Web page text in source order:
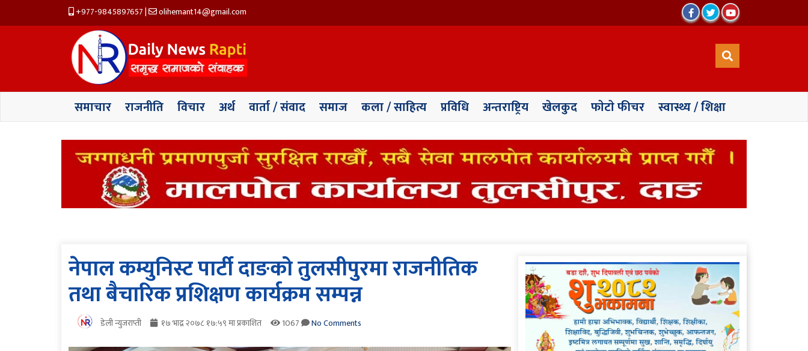
+977-9845897657| olihemant14@gmail.com
समाचार राजनीति विचार अर्थ वार्ता / संवाद समाज कला / साहित्य प्रविधि अन्तराष्ट्रिय खेलकुद फाेटाे फीचर स्वास्थ्य / शिक्षा
नेपाल कम्युनिस्ट पार्टी दाङको तुलसीपुरमा राजनीतिक
तथा बैचारिक प्रशिक्षण कार्यक्रम सम्पन्न
डेली न्युजराप्ती १७ भाद्र २०७८ १७:५९ मा प्रकाशित 1067 No Comments